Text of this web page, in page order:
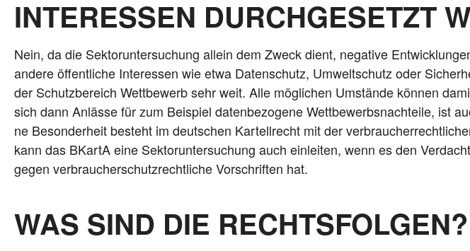
INTERESSEN DURCHGESETZT
Nein, da die Sek­tor­un­ter­su­chung allein dem Zweck dient, nega­ti­ve
ande­re öffent­li­che Inter­es­sen wie etwa Daten­schutz, Umwelt­schutz oder
der Schutz­be­reich Wett­be­werb sehr weit. Alle mög­li­chen Umstän­de kön­nen
sich dann Anläs­se für zum Bei­spiel daten­be­zo­ge­ne Wett­be­werbs­nach­tei­le, ist
ne Beson­der­heit besteht im deut­schen Kar­tell­recht mit der
kann das BKar­tA eine Sek­tor­un­ter­su­chung auch ein­lei­ten, wenn es den
gegen ver­brau­cher­schutz­recht­li­che Vor­schrif­ten hat.
WAS SIND DIE RECHTSFOLGEN?